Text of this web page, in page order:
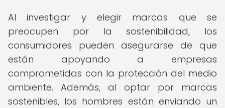
Al investigar y elegir marcas que se
preocupen por la sostenibilidad, los
consumidores pueden asegurarse de que
están apoyando a empresas
comprometidas con la protección del medio
ambiente. Además, al optar por marcas
sostenibles, los hombres están enviando un